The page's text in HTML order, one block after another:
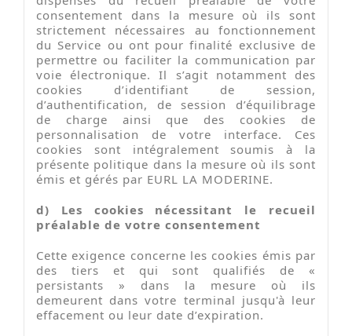
consentement dans la mesure où ils sont
strictement nécessaires au fonctionnement
du Service ou ont pour finalité exclusive de
permettre ou faciliter la communication par
voie électronique. Il s’agit notamment des
cookies d’identifiant de session,
d’authentification, de session d’équilibrage
de charge ainsi que des cookies de
personnalisation de votre interface. Ces
cookies sont intégralement soumis à la
présente politique dans la mesure où ils sont
émis et gérés par EURL LA MODERINE.
d) Les cookies nécessitant le recueil
préalable de votre consentement
Cette exigence concerne les cookies émis par
des tiers et qui sont qualifiés de «
persistants » dans la mesure où ils
demeurent dans votre terminal jusqu'à leur
effacement ou leur date d’expiration.